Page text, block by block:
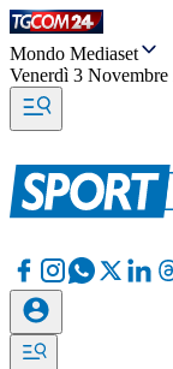
Mondo Mediaset
Venerdì 3 Novembre